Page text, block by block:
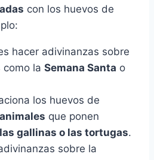
con los huevos de
hacer adivinanzas sobre
como la Semana Santa o
los huevos de
animales que ponen
las gallinas o las tortugas.
sobre la